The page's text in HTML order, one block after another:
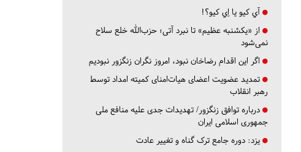
آي كيو يا اِي كيو؟!
از «یکشنبه عظیم» تا نبرد آتی؛ حزب‌الله خلع سلاح
نمی‌شود
اگر این اقدام رضاخان نبود، امروز نگران زنگزور نبودیم
تمدید عضویت اعضای هیات‌امنای کمیته امداد توسط
رهبر انقلاب
درباره توافق زنگزور/ تهدیدات جدی علیه منافع ملی
جمهوری اسلامی ایران
یزد: دوره جامع ترک گناه و تغییر عادت